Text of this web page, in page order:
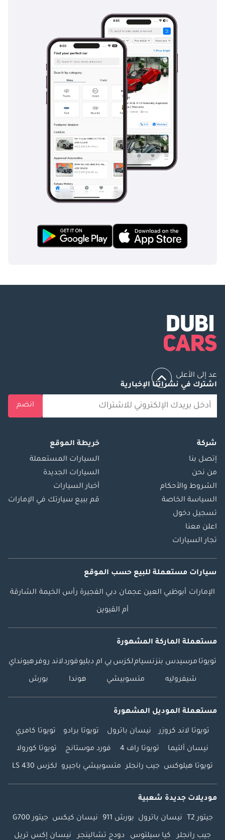
عد إلى الأعلى
اشترك في نشراتنا الإخبارية
انضم
شركة
إتصل بنا
من نحن
الشروط والأحكام
السياسة الخاصة
تسجيل دخول
اعلن معنا
تجار السيارات
خريطة الموقع
السيارات المستعملة
السيارات الجديدة
أخبار السيارات
قم ببيع سيارتك في الإمارات
سيارات مستعملة للبيع حسب الموقع
الإمارات أبوظبي العين عجمان دبي الفجيرة رأس الخيمة الشارقة
أم القيوين
مستعملة الماركة المشهورة
تويوتا مرسيدس بنزنسياملكزس بي ام دبليوفوردلاند روفرهيونداي
شيفروليه متسوبيشي هوندا بورش
مستعملة الموديل المشهورة
تويوتا لاند كروزر نيسان باترول تويوتا برادو تويوتا كامري
نيسان ألتيما تويوتا راف 4 فورد موستانج تويوتا كورولا
تويوتا هيلوكس جيب رانجلر متسوبيشي باجيرو لكزس LS 430
موديلات جديدة شعبية
جيتور T2 نيسان باترول بورش 911 نيسان كيكس جيتور G700
جيب رانجلر كيا سيلتوس دودج تشالينجر نيسان إكس تريل